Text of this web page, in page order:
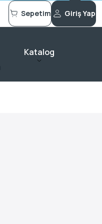
Sepetim Giriş Yap
Katalog